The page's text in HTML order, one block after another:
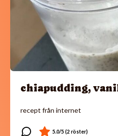
chiapudding,
recept från internet